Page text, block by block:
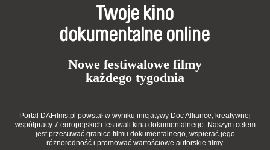
Twoje kino
dokumentalne online
Nowe festiwalowe filmy
każdego tygodnia
Portal DAFilms.pl powstał w wyniku inicjatywy Doc Alliance, kreatywnej
współpracy 7 europejskich festiwali kina dokumentalnego. Naszym celem
jest przesuwać granice filmu dokumentalnego, wspierać jego
różnorodność i promować wartościowe autorskie filmy.